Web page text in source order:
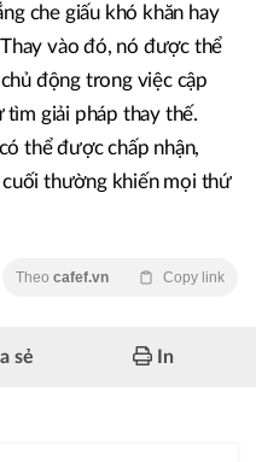
che giấu khó khăn hay
vào đó, nó được thể
động trong việc cập
giải pháp thay thế.
thể được chấp nhận,
thường khiến mọi thứ
Theo cafef.vn Copy link
sẻ In